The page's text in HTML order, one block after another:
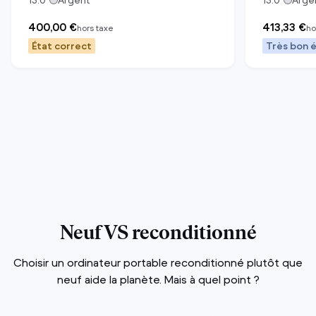
400,00 €hors taxe
État correct
413,33 €
Très bon
Neuf VS reconditionné
Choisir un ordinateur portable reconditionné plutôt que
neuf aide la planète. Mais à quel point ?